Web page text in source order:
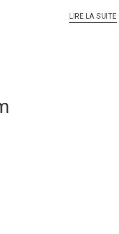
LIRE LA SUITE